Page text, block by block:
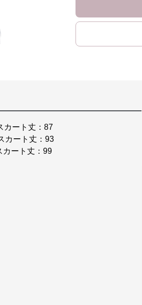
カート丈：87
カート丈：93
カート丈：99